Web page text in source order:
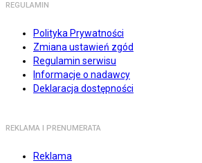
REGULAMIN
Polityka Prywatności
Zmiana ustawień zgód
Regulamin serwisu
Informacje o nadawcy
Deklaracja dostępności
REKLAMA I PRENUMERATA
Reklama